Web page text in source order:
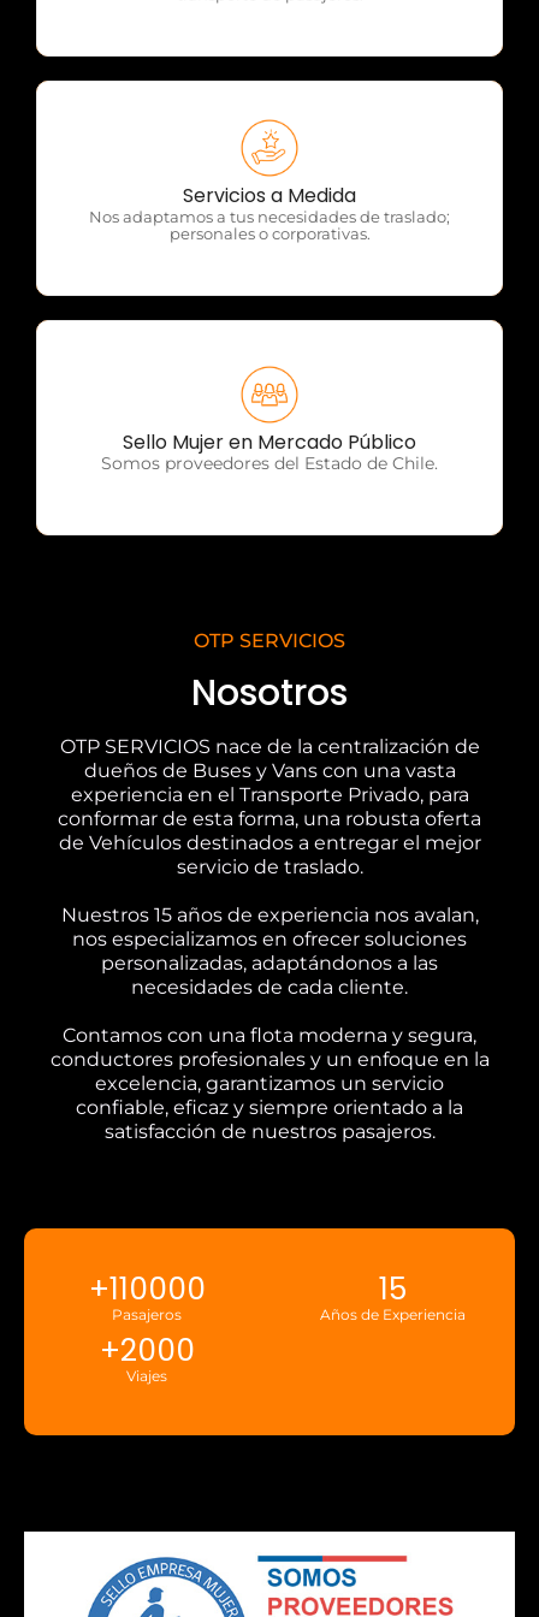
Servicios a Medida
Nos adaptamos a tus necesidades de traslado;
personales o corporativas.
OTP Servicios
Sello Mujer en Mercado Público
Somos proveedores del Estado de Chile.
OTP Servicios
OTP SERVICIOS
Nosotros
OTP SERVICIOS nace de la centralización de
dueños de Buses y Vans con una vasta
experiencia en el Transporte Privado, para
conformar de esta forma, una robusta oferta
de Vehículos destinados a entregar el mejor
servicio de traslado.
Nuestros 15 años de experiencia nos avalan,
nos especializamos en ofrecer soluciones
personalizadas, adaptándonos a las
necesidades de cada cliente.
Contamos con una flota moderna y segura,
conductores profesionales y un enfoque en la
excelencia, garantizamos un servicio
confiable, eficaz y siempre orientado a la
satisfacción de nuestros pasajeros.
Pasajeros
+110000
Años de Experiencia
15
Viajes
+2000